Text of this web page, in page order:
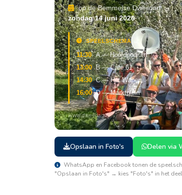
op de Bemmelse Dweildag
zondag 14 juni 2026
SPEELSCHEMA
11:30 A — Hoofdpodium
13:00 B — Cafe 61
14:30 C — Het Wapen
16:00 D — Marktplein
www.dweildag.nl
Opslaan in Foto's Delen via
WhatsApp en Facebook tonen de
"Opslaan in Foto's" → kies "Foto's" in het